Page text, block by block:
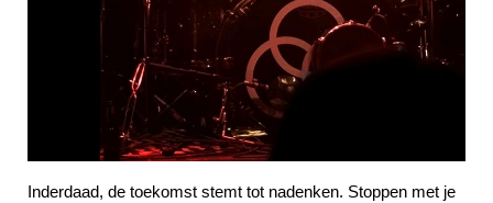
Inderdaad, de toekomst stemt tot nadenken. Stoppen met je